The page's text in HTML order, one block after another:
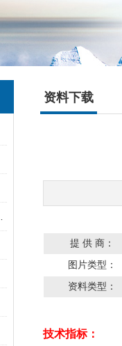
资料下载
提 供 商：
图片类型：
资料类型：
技术指标：